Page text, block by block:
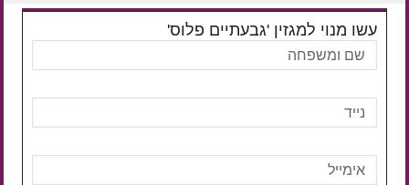
עשו מנוי למגזין 'גבעתיים פלוס'